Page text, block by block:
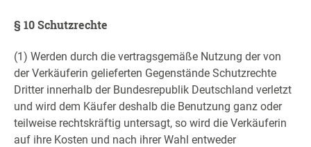
§ 10 Schutzrechte
(1) Werden durch die vertragsgemäße Nutzung der von
der Verkäuferin gelieferten Gegenstände Schutzrechte
Dritter innerhalb der Bundesrepublik Deutschland verletzt
und wird dem Käufer deshalb die Benutzung ganz oder
teilweise rechtskräftig untersagt, so wird die Verkäuferin
auf ihre Kosten und nach ihrer Wahl entweder